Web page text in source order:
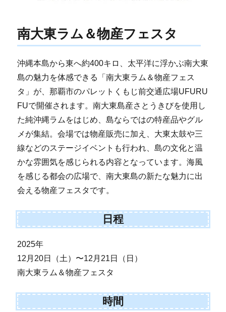
南大東ラム＆物産フェスタ
沖縄本島から東へ約400キロ、太平洋に浮かぶ南大東
島の魅力を体感できる「南大東ラム＆物産フェス
タ」が、那覇市のパレットくもじ前交通広場UFURU
FUで開催されます。南大東島産さとうきびを使用し
た純沖縄ラムをはじめ、島ならではの特産品やグル
メが集結。会場では物産販売に加え、大東太鼓や三
線などのステージイベントも行われ、島の文化と温
かな雰囲気を感じられる内容となっています。海風
を感じる都会の広場で、南大東島の新たな魅力に出
会える物産フェスタです。
日程
2025年
12月20日（土）〜12月21日（日）
南大東ラム＆物産フェスタ
時間